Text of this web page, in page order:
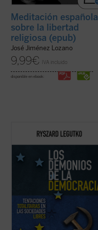
Meditación española
sobre la libertad
religiosa (epub)
José Jiménez Lozano
9,99€ IVA incluido
disponible en ebook:
Este libro aborda las similitudes existentes
entre el comunismo y la democracia liberal.
sufrió el comunismo en su Polonia natal,
cuenta cómo se han alcanzado destacadas
semejanzas entre la democracia ... (ver